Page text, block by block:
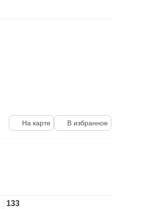
На карте В избранное
133